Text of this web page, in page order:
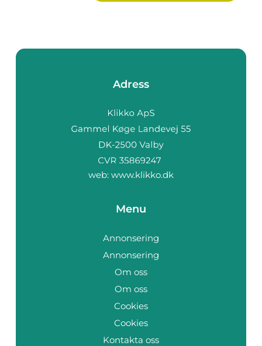
Adress
web: www.klikko.dk
Menu
Annonsering
Annonsering
Om oss
Om oss
Cookies
Cookies
Kontakta oss